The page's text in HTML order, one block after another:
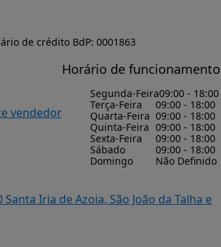
de crédito BdP: 0001863
vendedor
Horário de funcionamento
Segunda-Feira09:00 - 18:00
Terça-Feira
09:00 - 18:00
Quarta-Feira 09:00 - 18:00
Quinta-Feira 09:00 - 18:00
Sexta-Feira
09:00 - 18:00
Sábado
09:00 - 18:00
Domingo
Não Definido
Iria de Azoia, São João da Talha e